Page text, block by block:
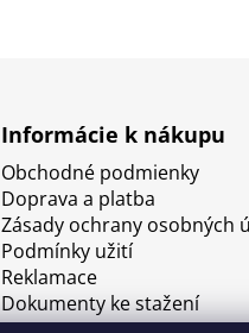
Informácie k nákupu
Obchodné podmienky
Doprava a platba
Zásady ochrany osobných
Podmínky užití
Reklamace
Dokumenty ke stažení